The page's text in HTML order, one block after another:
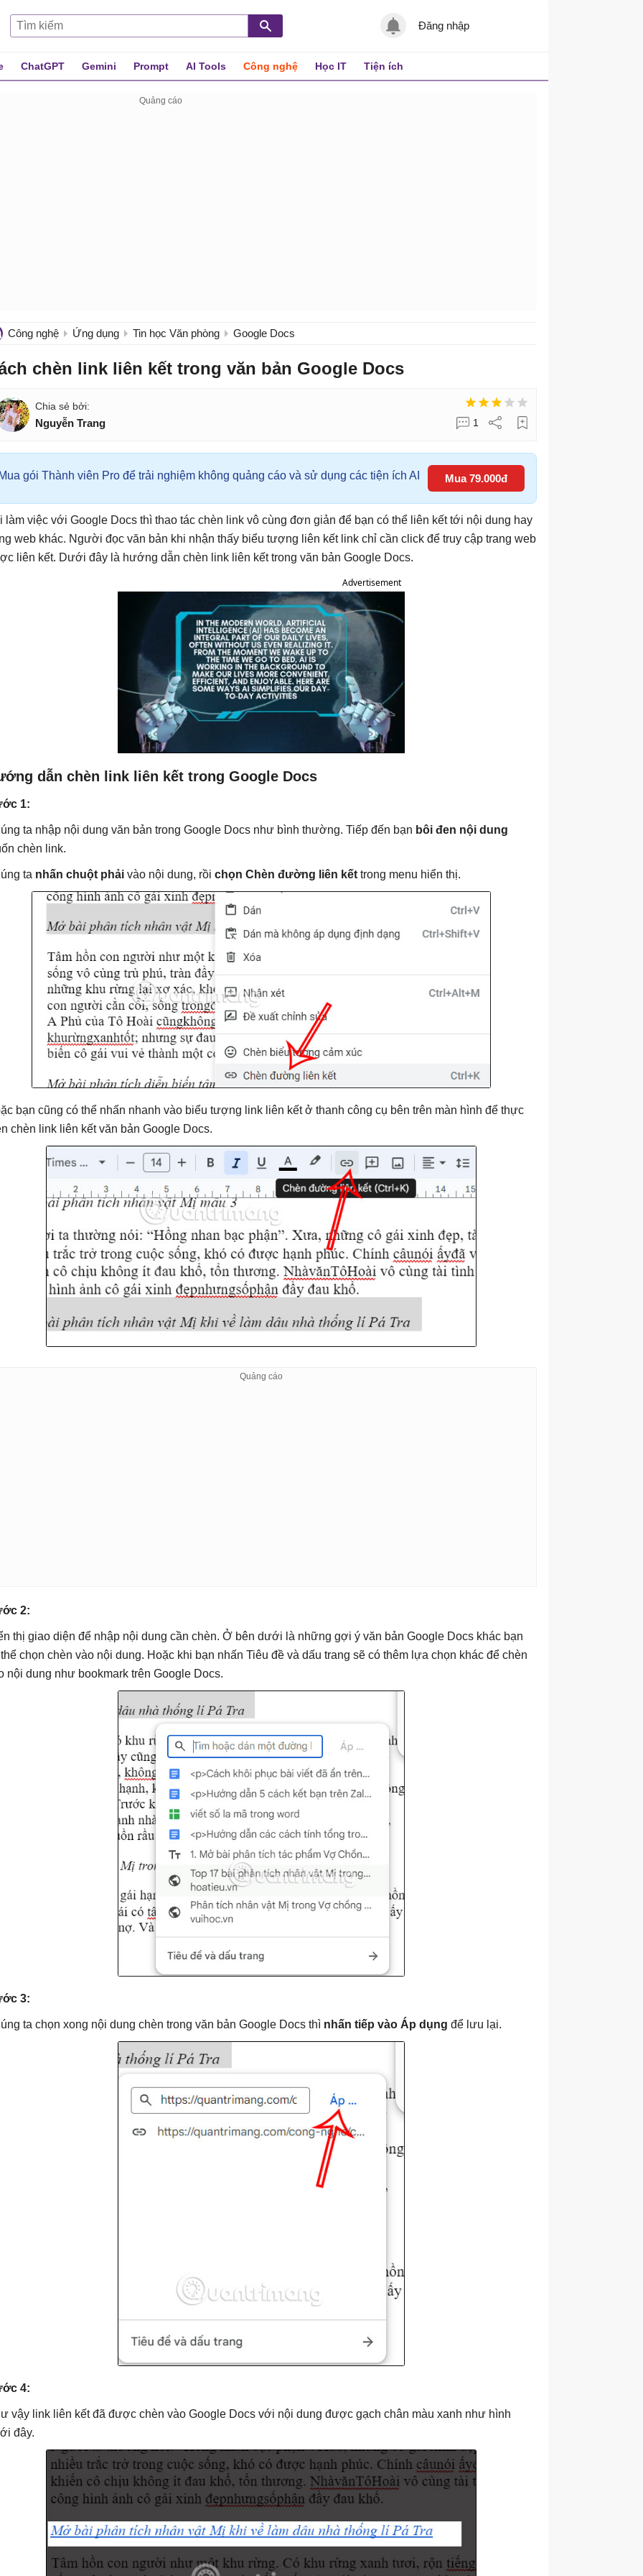
Đăng nhập
ChatGPT Gemini Prompt AI Tools Công nghệ Học IT Tiện ích
Công nghệ Ứng dụng Tin học Văn phòng Google Docs
chèn link liên kết trong văn bản Google Docs
Nguyễn Trang 1
Mua gói Thành viên Pro để trải nghiệm không quảng cáo và sử dụng các tiện ích AI Mua 79.000đ
làm việc với Google Docs thì thao tác chèn link vô cùng đơn giản để bạn có thể liên kết tới nội dung hay
web khác. Người đọc văn bản khi nhận thấy biểu tượng liên kết link chỉ cần click để truy cập trang web
liên kết. Dưới đây là hướng dẫn chèn link liên kết trong văn bản Google Docs.
Advertisement
dẫn chèn link liên kết trong Google Docs
1:
ta nhập nội dung văn bản trong Google Docs như bình thường. Tiếp đến bạn bôi đen nội dung
chèn link.
ta nhấn chuột phải vào nội dung, rồi chọn Chèn đường liên kết trong menu hiển thị.
bạn cũng có thể nhấn nhanh vào biểu tượng link liên kết ở thanh công cụ bên trên màn hình để thực
chèn link liên kết văn bản Google Docs.
2:
thị giao diện để nhập nội dung cần chèn. Ở bên dưới là những gợi ý văn bản Google Docs khác bạn
chọn chèn vào nội dung. Hoặc khi bạn nhấn Tiêu đề và dấu trang sẽ có thêm lựa chọn khác để chèn
nội dung như bookmark trên Google Docs.
3:
ta chọn xong nội dung chèn trong văn bản Google Docs thì nhấn tiếp vào Áp dụng để lưu lại.
4:
vậy link liên kết đã được chèn vào Google Docs với nội dung được gạch chân màu xanh như hình
đây.